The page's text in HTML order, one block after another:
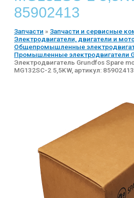
85902413
Запчасти » Запчасти и сервисные
Электродвигатели, двигатели и
Общепромышленные
Промышленные электродвигатели
Электродвигатель Grundfos Spare
MG132SC-2 5,5KW, артикул: 85902413